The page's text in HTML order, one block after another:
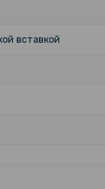
вставкой